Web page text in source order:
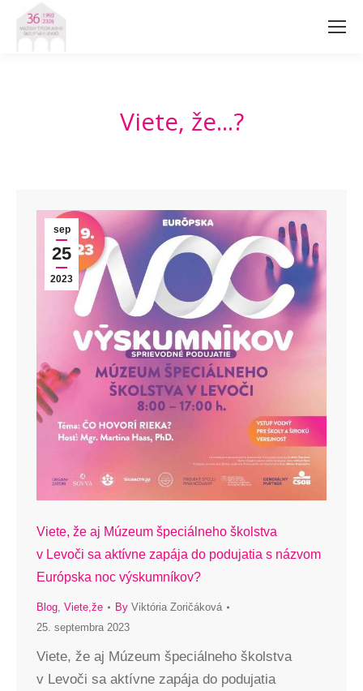
Viete, že...?
sep
25
2023
Viete, že aj Múzeum špeciálneho školstva
v Levoči sa aktívne zapája do podujatia s názvom
Európska noc výskumníkov?
Blog, Viete,že By Viktória Zoričáková
25. septembra 2023
Viete, že aj Múzeum špeciálneho školstva
v Levoči sa aktívne zapája do podujatia